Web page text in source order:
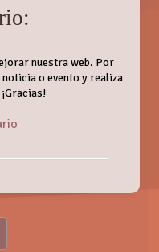
nuestra web. Por
o evento y realiza